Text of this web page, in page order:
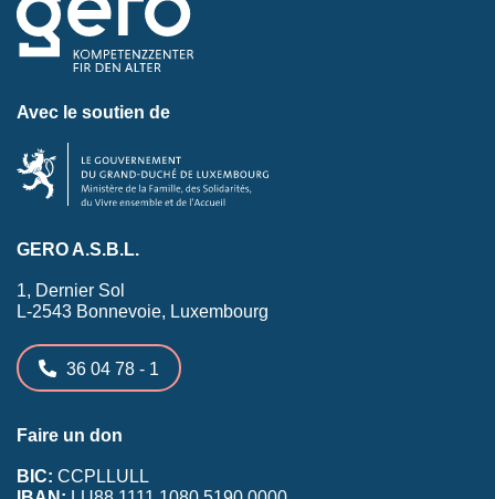
Avec le soutien de
GERO A.S.B.L.
1, Dernier Sol
L-2543 Bonnevoie, Luxembourg
36 04 78 - 1
Faire un don
BIC: CCPLLULL